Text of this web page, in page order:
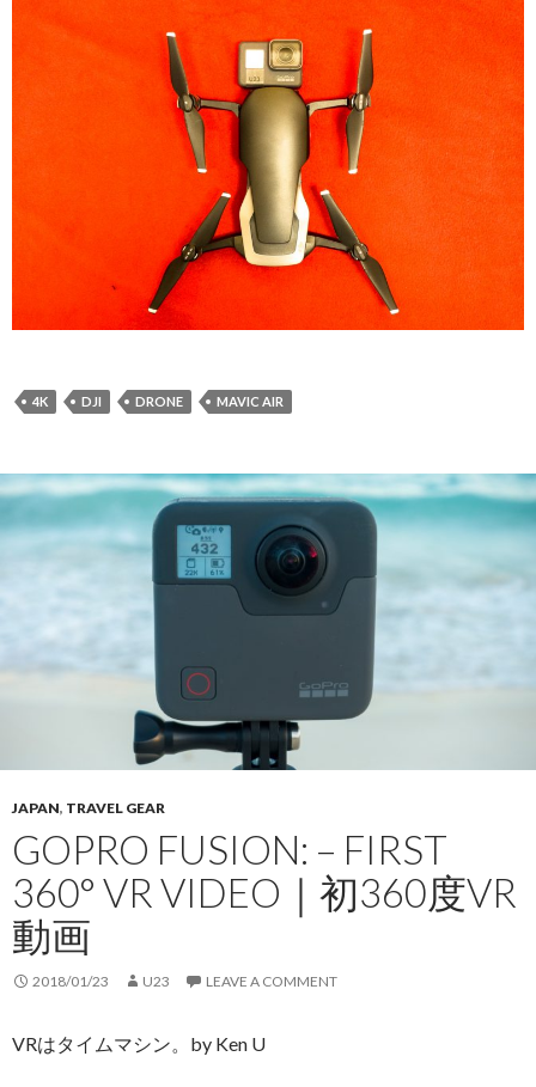
4K DJI DRONE MAVIC AIR
JAPAN, TRAVEL GEAR
GOPRO FUSION: – FIRST
360° VR VIDEO｜初360度VR
動画
2018/01/23 U23 LEAVE A COMMENT
VRはタイムマシン。by Ken U